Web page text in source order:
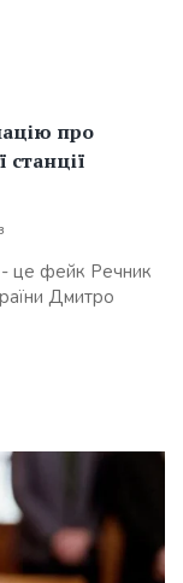
про
- це фейк Речник
Дмитро